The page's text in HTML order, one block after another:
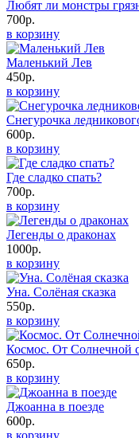
Любят ли монстры
700р.
в корзину
Маленький Лев
450р.
в корзину
Снегурочка
600р.
в корзину
Где сладко спать?
700р.
в корзину
Легенды о драконах
1000р.
в корзину
Уна. Солёная сказка
550р.
в корзину
Космос. От Солнечной
650р.
в корзину
Джоанна в поезде
600р.